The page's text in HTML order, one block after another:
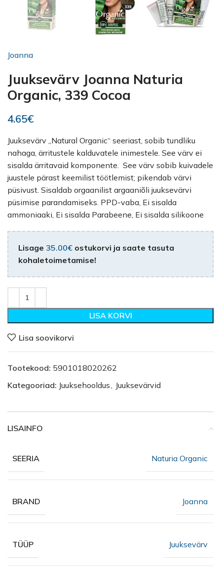
Joanna
Juuksevärv Joanna Naturia
Organic, 339 Cocoa
4.65€
Juuksevärv „Natural Organic“ seeriast, sobib tundliku
nahaga, ärritustele kalduvatele inimestele. See värv ei
sisalda ärritavaid komponente. See värv sobib kuivadele
juustele pärast keemilist töötlemist; pikendab värvi
püsivust. Sisaldab orgaanilist argaaniõli juuksevärvi
püsimise parandamiseks. PPD-vaba, Ei sisalda
ammoniaaki, Ei sisalda Parabeene, Ei sisalda silikoone
Lisage 35.00€ ostukorvi ja saate tasuta
kohaletoimetamise!
LISA KORVI
Lisa soovikorvi
Tootekood: 5901018020262
Kategooriad: Juuksehooldus, Juuksevärvid
LISAINFO
SEERIA Naturia Organic
BRAND Joanna
TÜÜP Juuksevärv